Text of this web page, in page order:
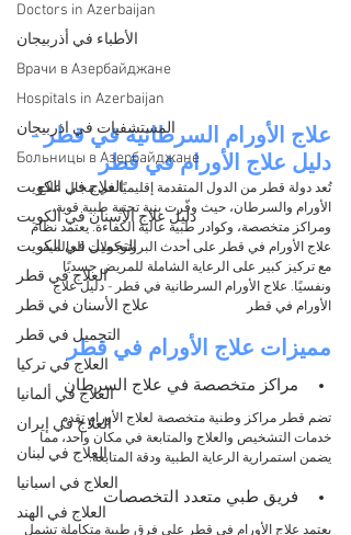
Doctors in Azerbaijan
الأطباء في أذربيجان
Врачи в Азербайджане
Hospitals in Azerbaijan
المستشفيات في اذربيجان
Больницы в Азербайджане
العلاج في الكويت
دليل علاج الأسنان في الكويت
التجميل في الكويت
العلاج في قطر
علاج الأسنان في قطر
التجميل في قطر
العلاج في تركيا
العلاج في ألمانيا
العلاج في إيران
العلاج في لبنان
العلاج في اسبانيا
العلاج في الهند
علاج الأورام السرطانية في قطر -
دليل علاج الأورام في قطر
تُعد دولة قطر من الدول المتقدمة إقليميًا في مجال علاج
الأورام والسرطان، حيث وفّرت بنية تحتية طبية قوية،
ومراكز متخصصة، وكوادر طبية عالية الكفاءة. يعتمد نظام
علاج الأورام في قطر على أحدث البروتوكولات العالمية،
مع تركيز كبير على الرعاية الشاملة للمريض جسديًا
ونفسيًا. علاج الأورام السرطانية في قطر - دليل علاج
الأورام في قطر
مميزات علاج الأورام في قطر
مراكز متخصصة في علاج السرطان
تضم قطر مراكز وطنية متخصصة لعلاج الأورام تقدم
خدمات التشخيص والعلاج والمتابعة في مكان واحد، مما
يضمن استمرارية الرعاية الطبية ودقة المتابعة.
فريق طبي متعدد التخصصات
يعتمد علاج الأورام في قطر على فرق طبية متكاملة تشمل